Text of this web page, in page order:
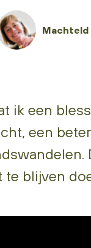
Machteld
ik een
een
te blijven